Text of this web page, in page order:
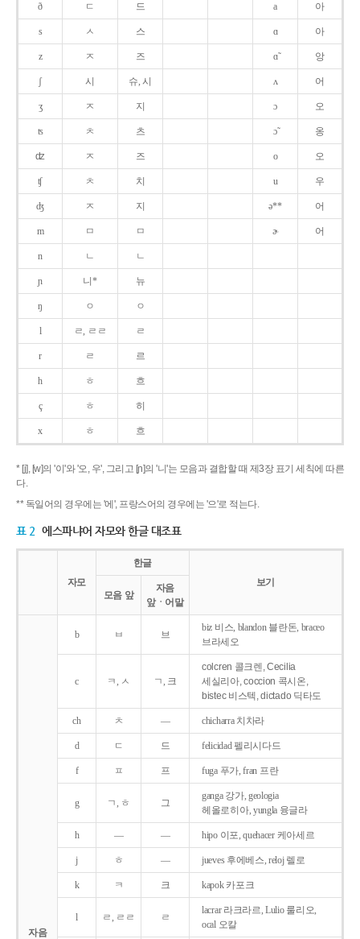
ð ㄷ 드 a 아
s ㅅ 스 ɑ 아
z ㅈ 즈 ɑ̃ 앙
ʃ 시 슈, 시 ʌ 어
ʒ ㅈ 지 ɔ 오
ʦ ㅊ 츠 ɔ̃ 옹
ʣ ㅈ 즈 o 오
ʧ ㅊ 치 u 우
ʤ ㅈ 지 ə** 어
m ㅁ ㅁ ɚ 어
n ㄴ ㄴ
ɲ 니* 뉴
ŋ ㅇ ㅇ
l ㄹ, ㄹㄹ ㄹ
r ㄹ 르
h ㅎ 흐
ç ㅎ 히
x ㅎ 흐
* [j], [w]의 '이'와 '오, 우', 그리고 [ɲ]의 '니'는 모음과 결합할 때 제3장 표기 세칙에 따른
다.
** 독일어의 경우에는 '에', 프랑스어의 경우에는 '으'로 적는다.
표 2 에스파냐어 자모와 한글 대조표
자모
한글
보기
모음 앞
자음
앞ㆍ어말
자음
b ㅂ 브
biz 비스, blandon 블란돈, braceo
브라세오
c ㅋ, ㅅ ㄱ, 크
colcren 콜크렌, Cecilia
세실리아, coccion 콕시온,
bistec 비스텍, dictado 딕타도
ch ㅊ ― chicharra 치차라
d ㄷ 드 felicidad 펠리시다드
f ㅍ 프 fuga 푸가, fran 프란
g ㄱ, ㅎ 그
ganga 강가, geologia
헤올로히아, yungla 융글라
h ― ― hipo 이포, quehacer 케아세르
j ㅎ ― jueves 후에베스, reloj 렐로
k ㅋ 크 kapok 카포크
l ㄹ, ㄹㄹ ㄹ
lacrar 라크라르, Lulio 룰리오,
ocal 오칼